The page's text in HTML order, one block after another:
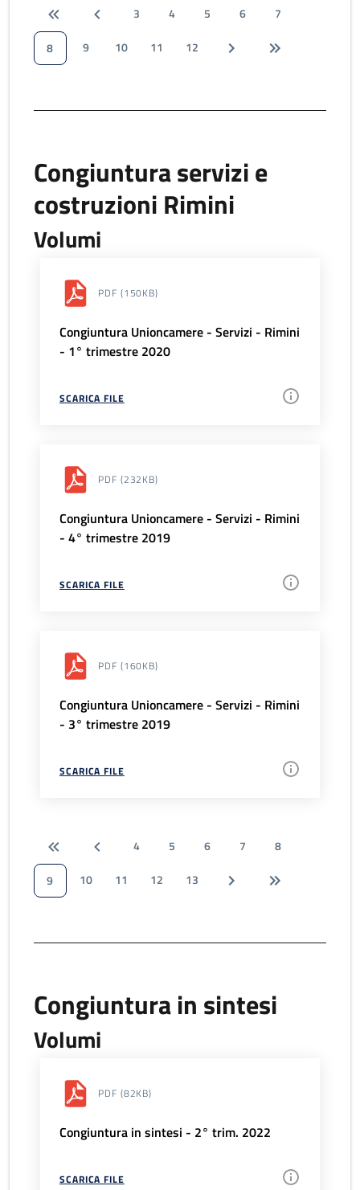
3 4 5 6
7
8
9 10 11 12
Congiuntura servizi e
costruzioni Rimini
Volumi
PDF (150KB)
Congiuntura Unioncamere - Servizi - Rimini
- 1° trimestre 2020
SCARICA FILE
PDF (232KB)
Congiuntura Unioncamere - Servizi - Rimini
- 4° trimestre 2019
SCARICA FILE
PDF (160KB)
Congiuntura Unioncamere - Servizi - Rimini
- 3° trimestre 2019
SCARICA FILE
4 5 6 7
8
9
10 11 12 13
Congiuntura in sintesi
Volumi
PDF (82KB)
Congiuntura in sintesi - 2° trim. 2022
SCARICA FILE